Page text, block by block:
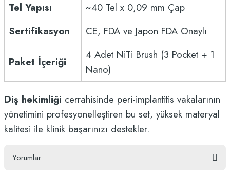
Tel Yapısı
~40 Tel x 0,09 mm Çap
Sertifikasyon
CE, FDA ve Japon FDA Onaylı
Paket İçeriği
4 Adet NiTi Brush (3 Pocket + 1
Nano)
Diş hekimliği cerrahisinde peri-implantitis vakalarının
yönetimini profesyonelleştiren bu set, yüksek materyal
kalitesi ile klinik başarınızı destekler.
Yorumlar